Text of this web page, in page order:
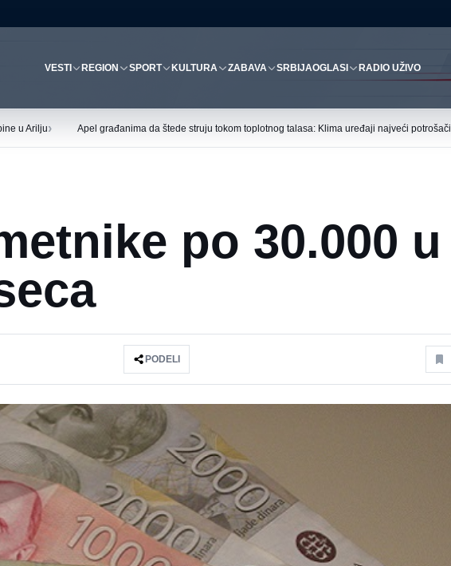
VESTI REGION SPORT KULTURA ZABAVA SRBIJAOGLASI RADIO UŽIVO
u Arilju› Apel građanima da štede struju tokom toplotnog talasa: Klima uređaji najveći potrošači
po 30.000 u
PODELI